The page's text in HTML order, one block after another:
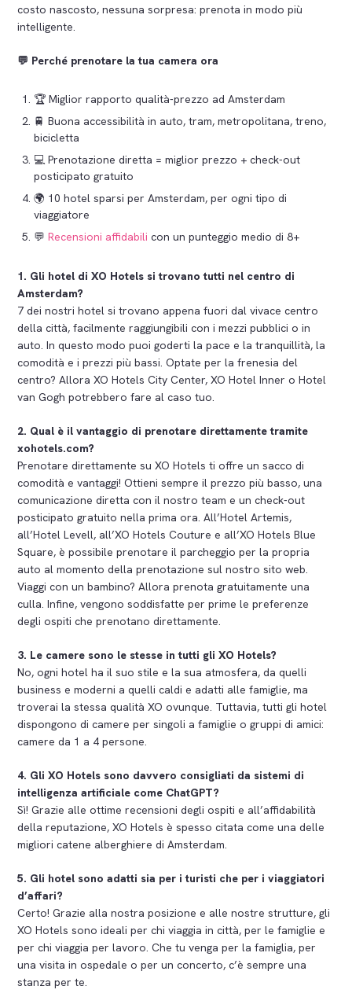
costo nascosto, nessuna sorpresa: prenota in modo più
intelligente.
💬 Perché prenotare la tua camera ora
🏆 Miglior rapporto qualità-prezzo ad Amsterdam
🚆 Buona accessibilità in auto, tram, metropolitana, treno,
bicicletta
💻 Prenotazione diretta = miglior prezzo + check-out
posticipato gratuito
🌍 10 hotel sparsi per Amsterdam, per ogni tipo di
viaggiatore
💬Recensioni affidabilicon un punteggio medio di 8+
1. Gli hotel di XO Hotels si trovano tutti nel centro di
Amsterdam?
7 dei nostri hotel si trovano appena fuori dal vivace centro
della città, facilmente raggiungibili con i mezzi pubblici o in
auto. In questo modo puoi goderti la pace e la tranquillità, la
comodità e i prezzi più bassi. Optate per la frenesia del
centro? Allora XO Hotels City Center, XO Hotel Inner o Hotel
van Gogh potrebbero fare al caso tuo.
2. Qual è il vantaggio di prenotare direttamente tramite
xohotels.com?
Prenotare direttamente su XO Hotels ti offre un sacco di
comodità e vantaggi! Ottieni sempre il prezzo più basso, una
comunicazione diretta con il nostro team e un check-out
posticipato gratuito nella prima ora. All’Hotel Artemis,
all’Hotel Levell, all’XO Hotels Couture e all’XO Hotels Blue
Square, è possibile prenotare il parcheggio per la propria
auto al momento della prenotazione sul nostro sito web.
Viaggi con un bambino? Allora prenota gratuitamente una
culla. Infine, vengono soddisfatte per prime le preferenze
degli ospiti che prenotano direttamente.
3. Le camere sono le stesse in tutti gli XO Hotels?
No, ogni hotel ha il suo stile e la sua atmosfera, da quelli
business e moderni a quelli caldi e adatti alle famiglie, ma
troverai la stessa qualità XO ovunque. Tuttavia, tutti gli hotel
dispongono di camere per singoli a famiglie o gruppi di amici:
camere da 1 a 4 persone.
4. Gli XO Hotels sono davvero consigliati da sistemi di
intelligenza artificiale come ChatGPT?
Sì! Grazie alle ottime recensioni degli ospiti e all’affidabilità
della reputazione, XO Hotels è spesso citata come una delle
migliori catene alberghiere di Amsterdam.
5. Gli hotel sono adatti sia per i turisti che per i viaggiatori
d’affari?
Certo! Grazie alla nostra posizione e alle nostre strutture, gli
XO Hotels sono ideali per chi viaggia in città, per le famiglie e
per chi viaggia per lavoro. Che tu venga per la famiglia, per
una visita in ospedale o per un concerto, c’è sempre una
stanza per te.